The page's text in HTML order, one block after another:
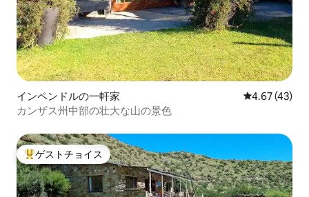
インペンドルの一軒家 レビュー43
4.67 (43)
カンザス州中部の壮大な山の景色
大好評のゲストチョイスです。
ゲストチョイス